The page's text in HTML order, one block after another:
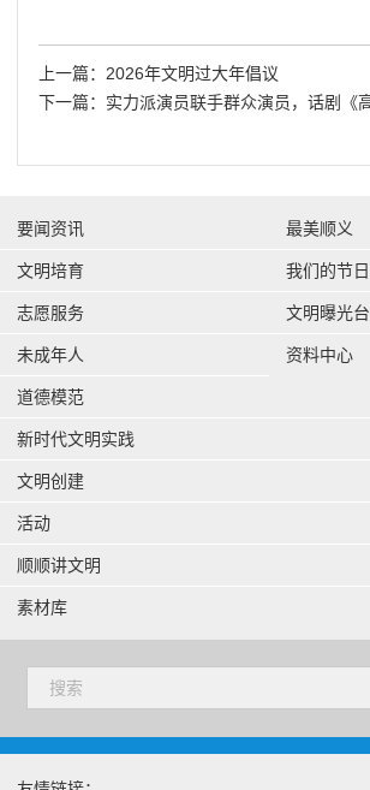
上一篇：2026年文明过大年倡议
要闻资讯
文明培育
志愿服务
未成年人
道德模范
最美顺义
我们的节日
文明曝光台
资料中心
新时代文明实践
文明创建
活动
顺顺讲文明
素材库